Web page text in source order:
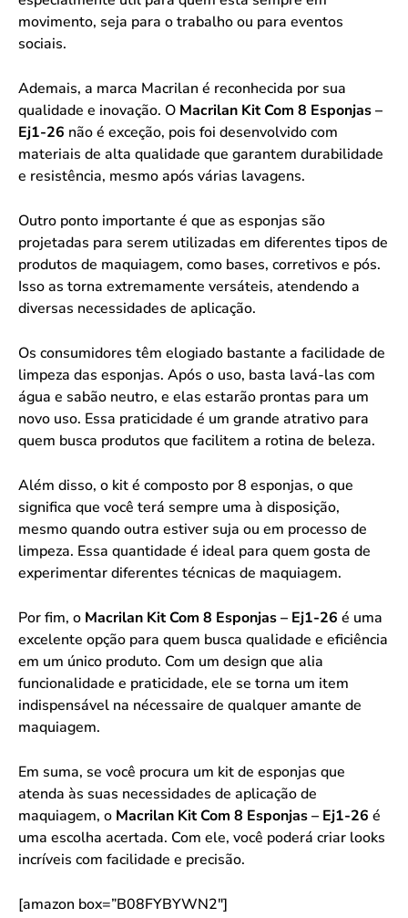
movimento, seja para o trabalho ou para eventos
sociais.
Ademais, a marca Macrilan é reconhecida por sua
qualidade e inovação. O Macrilan Kit Com 8 Esponjas –
Ej1-26 não é exceção, pois foi desenvolvido com
materiais de alta qualidade que garantem durabilidade
e resistência, mesmo após várias lavagens.
Outro ponto importante é que as esponjas são
projetadas para serem utilizadas em diferentes tipos de
produtos de maquiagem, como bases, corretivos e pós.
Isso as torna extremamente versáteis, atendendo a
diversas necessidades de aplicação.
Os consumidores têm elogiado bastante a facilidade de
limpeza das esponjas. Após o uso, basta lavá-las com
água e sabão neutro, e elas estarão prontas para um
novo uso. Essa praticidade é um grande atrativo para
quem busca produtos que facilitem a rotina de beleza.
Além disso, o kit é composto por 8 esponjas, o que
significa que você terá sempre uma à disposição,
mesmo quando outra estiver suja ou em processo de
limpeza. Essa quantidade é ideal para quem gosta de
experimentar diferentes técnicas de maquiagem.
Por fim, o Macrilan Kit Com 8 Esponjas – Ej1-26 é uma
excelente opção para quem busca qualidade e eficiência
em um único produto. Com um design que alia
funcionalidade e praticidade, ele se torna um item
indispensável na nécessaire de qualquer amante de
maquiagem.
Em suma, se você procura um kit de esponjas que
atenda às suas necessidades de aplicação de
maquiagem, o Macrilan Kit Com 8 Esponjas – Ej1-26 é
uma escolha acertada. Com ele, você poderá criar looks
incríveis com facilidade e precisão.
[amazon box=”B08FYBYWN2″]